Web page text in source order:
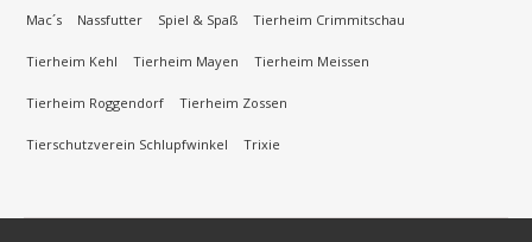
Mac´s Nassfutter Spiel & Spaß Tierheim Crimmitschau
Tierheim Kehl Tierheim Mayen Tierheim Meissen
Tierheim Roggendorf Tierheim Zossen
Tierschutzverein Schlupfwinkel Trixie